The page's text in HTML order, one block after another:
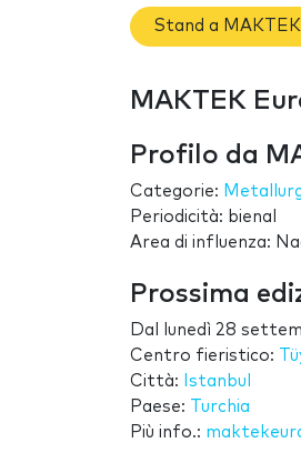
Stand a
MAKTEK
Profilo da
Categorie:
Periodicità: bienal
Area di influenza:
Prossima
Dal lunedì 28
Centro fieristico:
Città:
Istanbul
Paese: Turchia
Più info.: